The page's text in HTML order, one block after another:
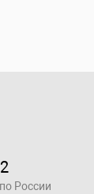
России